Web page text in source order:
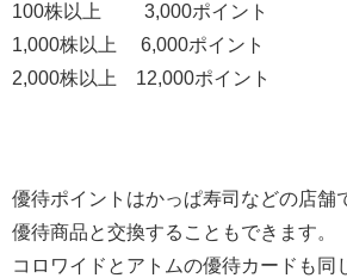
100株以上 3,000ポイント
1,000株以上 6,000ポイント
2,000株以上 12,000ポイント
優待ポイントはかっぱ寿司などの店舗
優待商品と交換することもできます。
コロワイドとアトムの優待カードも同